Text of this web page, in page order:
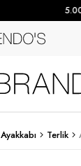
Ayakkabı Terlik